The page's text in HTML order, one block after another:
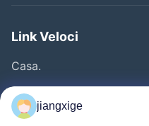
Link Veloci
Casa.
Prodotti
Su Di Noi
jiangxige